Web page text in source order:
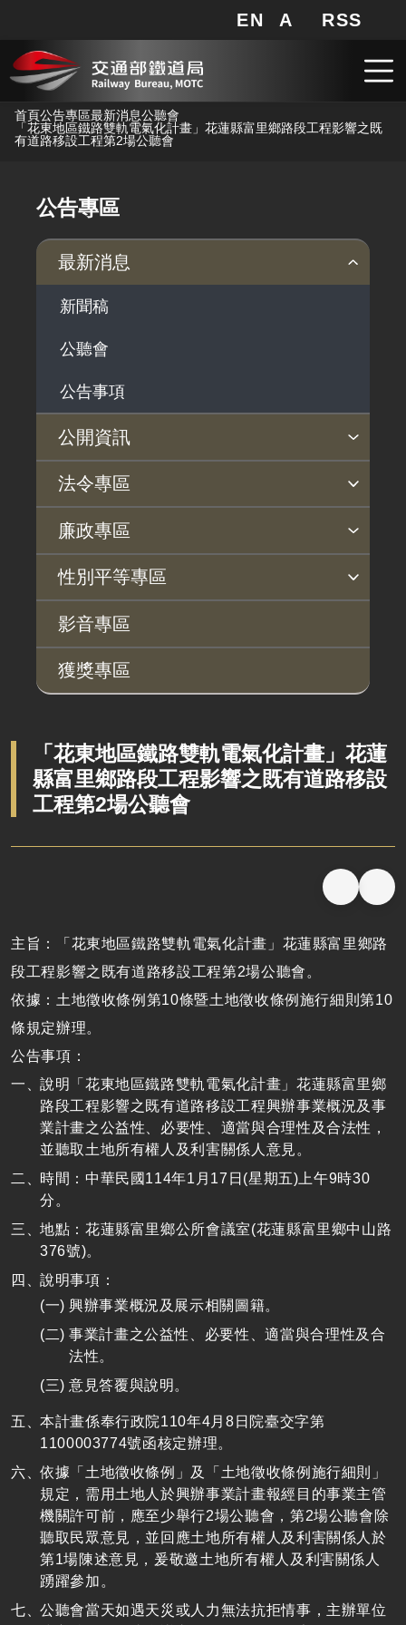
跳到主要內容
網站地圖
EN A 局長信箱
RSS
首頁公告專區最新消息公聽會
「花東地區鐵路雙軌電氣化計畫」花蓮縣富里鄉路段工程影響之既
有道路移設工程第2場公聽會
公告專區
最新消息
新聞稿
公聽會
公告事項
公開資訊
主動公開政府資訊專區
法律及法規命令
解釋性規定及裁量基準
政府機關資訊
行政指導有關文書
施政計畫、業務統計及研究報告
支付或接受之補助
政策宣導廣告支出
個人資料保護專區
Open Data專區
出版品專區
雙語詞彙專區
生態檢核專區
用地取得行政透明專區
用地公告
用地法規
徵收案件資訊
臺鐵局撥入資產債務基金專區
法令專區
法令查詢
解釋性規定及裁量基準
法令英譯徵集意見專區
訴願文件下載
相關實務判解
相關網站資源
廉政專區
揭弊者保護專區
廉政訊息
利益衝突迴避園地
公務員廉政倫理規範
公職人員財產申報園地
廉政檢舉管道
桃地計畫廉政平臺專網
桃地計畫
廉政平臺
啟動儀式及交流座談會
定期聯繫會議
廉政體系
性別平等專區
性別平等工作小組
宣傳事項
性別平等推動計畫
性別平等統計分析
性別平等影響評估
性騷擾防治
相關網站
影音專區
獲獎專區
「花東地區鐵路雙軌電氣化計畫」花蓮
縣富里鄉路段工程影響之既有道路移設
工程第2場公聽會
主旨：「花東地區鐵路雙軌電氣化計畫」花蓮縣富里鄉路
段工程影響之既有道路移設工程第2場公聽會。
依據：土地徵收條例第10條暨土地徵收條例施行細則第10
條規定辦理。
公告事項：
說明「花東地區鐵路雙軌電氣化計畫」花蓮縣富里鄉
路段工程影響之既有道路移設工程興辦事業概況及事
業計畫之公益性、必要性、適當與合理性及合法性，
並聽取土地所有權人及利害關係人意見。
時間：中華民國114年1月17日(星期五)上午9時30
分。
地點：花蓮縣富里鄉公所會議室(花蓮縣富里鄉中山路
376號)。
說明事項：
興辦事業概況及展示相關圖籍。
事業計畫之公益性、必要性、適當與合理性及合
法性。
意見答覆與說明。
本計畫係奉行政院110年4月8日院臺交字第
1100003774號函核定辦理。
依據「土地徵收條例」及「土地徵收條例施行細則」
規定，需用土地人於興辦事業計畫報經目的事業主管
機關許可前，應至少舉行2場公聽會，第2場公聽會除
聽取民眾意見，並回應土地所有權人及利害關係人於
第1場陳述意見，爰敬邀土地所有權人及利害關係人
踴躍參加。
公聽會當天如遇天災或人力無法抗拒情事，主辦單位